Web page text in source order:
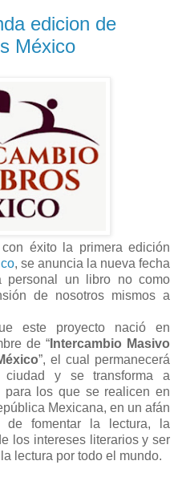
edicion de
México
éxito la primera edición
, se anuncia la nueva fecha
personal un
libro no como
de nosotros mismos a
este proyecto nació en
de “Intercambio Masivo
”, el cual permanecerá
ciudad y se transforma a
para los que se realicen en
Mexicana, en un afán
fomentar la lectura, la
los intereses literarios y ser
lectura por todo el mundo.